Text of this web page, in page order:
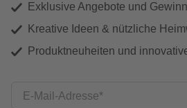
Exklusive Angebote und
Kreative Ideen & nützliche
Produktneuheiten und
E-Mail-Adresse